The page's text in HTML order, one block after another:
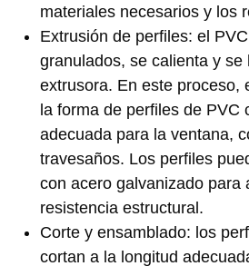
materiales necesarios y los
Extrusión de perfiles: el
granulados, se calienta y
extrusora. En este proceso,
la forma de perfiles de PVC
adecuada para la ventana,
travesaños. Los perfiles
con acero galvanizado para
resistencia estructural.
Corte y ensamblado: los
cortan a la longitud